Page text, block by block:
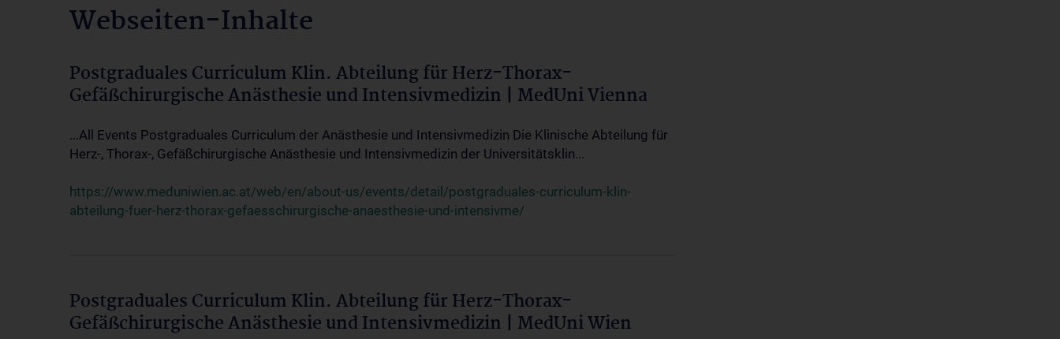
Webseiten-Inhalte
Postgraduales Curriculum Klin. Abteilung für Herz-Thorax-
Gefäßchirurgische Anästhesie und Intensivmedizin | MedUni Vienna
...All Events Postgraduales Curriculum der Anästhesie und Intensivmedizin Die Klinische Abteilung für
Herz-, Thorax-, Gefäßchirurgische Anästhesie und Intensivmedizin der Universitätsklin...
https://www.meduniwien.ac.at/web/en/about-us/events/detail/postgraduales-curriculum-klin-
abteilung-fuer-herz-thorax-gefaesschirurgische-anaesthesie-und-intensivme/
Postgraduales Curriculum Klin. Abteilung für Herz-Thorax-
Gefäßchirurgische Anästhesie und Intensivmedizin | MedUni Wien